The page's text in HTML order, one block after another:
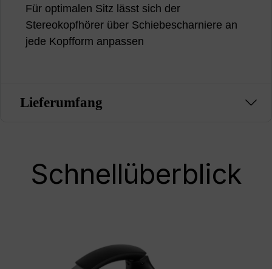
Für optimalen Sitz lässt sich der
Stereokopfhörer über Schiebescharniere an
jede Kopfform anpassen
Lieferumfang
Schnellüberblick